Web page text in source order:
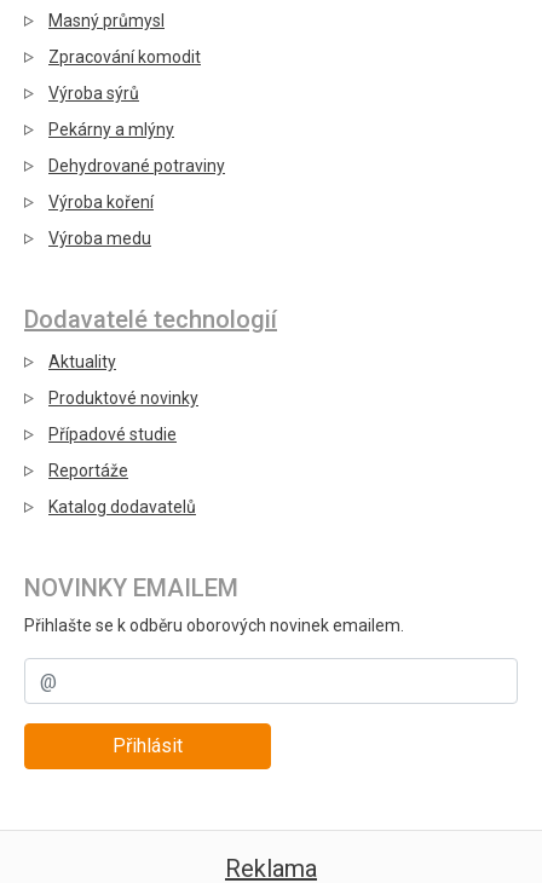
Masný průmysl
Zpracování komodit
Výroba sýrů
Pekárny a mlýny
Dehydrované potraviny
Výroba koření
Výroba medu
Dodavatelé technologií
Aktuality
Produktové novinky
Případové studie
Reportáže
Katalog dodavatelů
NOVINKY EMAILEM
Přihlašte se k odběru oborových novinek emailem.
Přihlásit
Reklama